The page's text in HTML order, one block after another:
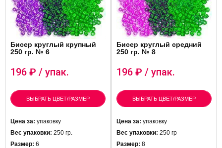
Бисер круглый крупный
250 гр. № 6
196 ₽ / упак.
ВЫБРАТЬ ЦВЕТ/РАЗМЕР
Цена за: упаковку
Вес упаковки: 250 гр.
Размер: 6
Бисер круглый средний
250 гр. № 8
196 ₽ / упак.
ВЫБРАТЬ ЦВЕТ/РАЗМЕР
Цена за: упаковку
Вес упаковки: 250 гр
Размер: 8